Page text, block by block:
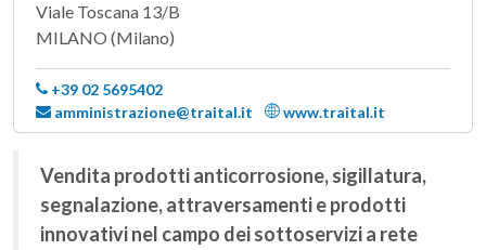
Viale Toscana 13/B
MILANO (Milano)
+39 02 5695402
amministrazione@traital.it
www.traital.it
Vendita prodotti anticorrosione, sigillatura,
segnalazione, attraversamenti e prodotti
innovativi nel campo dei sottoservizi a rete